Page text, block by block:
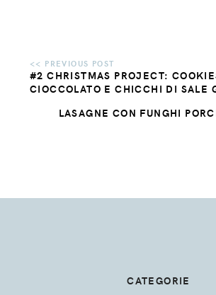
#2 CHRISTMAS PROJECT:
CIOCCOLATO E CHICCHI DI SALE
LASAGNE CON FUNGHI
CATEGORIE